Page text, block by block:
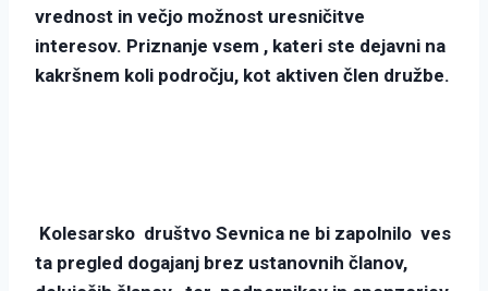
vrednost in večjo možnost uresničitve
interesov. Priznanje vsem , kateri ste dejavni na
kakršnem koli področju, kot aktiven člen družbe.
Kolesarsko društvo Sevnica ne bi zapolnilo ves
ta pregled dogajanj brez ustanovnih članov,